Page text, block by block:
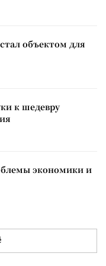
объектом для
к шедевру
экономики и